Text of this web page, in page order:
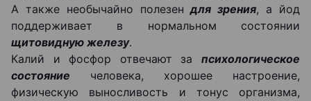
А также необычайно полезендля зрения, а йод
поддерживает в нормальном состоянии
щитовидную железу.
Калий и фосфор отвечают за психологическое
состояние человека, хорошее настроение,
физическую выносливость и тонус организма,